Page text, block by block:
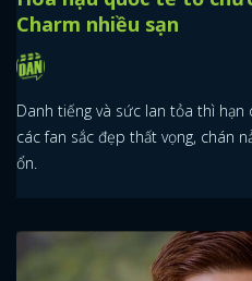
Charm nhiều sạn
Danh tiếng và sức lan tỏa thì hạn
các fan sắc đẹp thất vọng, chán
ổn.